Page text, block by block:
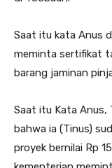
Saat itu kata Anus
meminta sertifikat
barang jaminan
Saat itu Kata Anus,
bahwa ia (Tinus)
proyek bernilai Rp